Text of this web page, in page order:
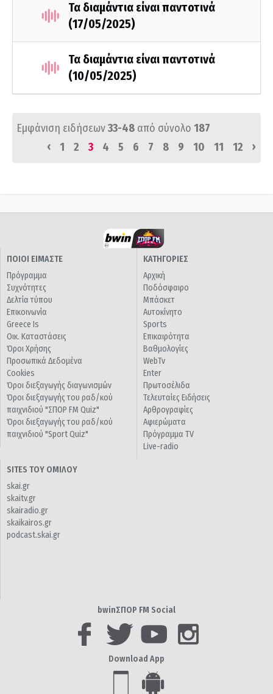
Τα διαμάντια είναι παντοτινά
(17/05/2025)
Τα διαμάντια είναι παντοτινά
(10/05/2025)
Εμφάνιση ειδήσεων33-48 από σύνολο 187
‹
1 2 3 4 5 6 7 8 9 10 11 12 ›
ΠΟΙΟΙ ΕΙΜΑΣΤΕ
Πρόγραμμα
Συχνότητες
Δελτία τύπου
Επικοινωνία
Greece Is
Οικ. Καταστάσεις
Όροι Χρήσης
Προσωπικά Δεδομένα
Cookies
Όροι διεξαγωγής διαγωνισμών
Όροι διεξαγωγής του ραδ/κού
παιχνιδιού "ΣΠΟΡ FM Quiz"
Όροι διεξαγωγής του ραδ/κού
παιχνιδιού "Sport Quiz"
ΚΑΤΗΓΟΡΙΕΣ
Αρχική
Ποδόσφαιρο
Μπάσκετ
Αυτοκίνητο
Sports
Επικαιρότητα
Βαθμολογίες
WebTv
Enter
Πρωτοσέλιδα
Τελευταίες Ειδήσεις
Αρθρογραφίες
Αφιερώματα
Πρόγραμμα TV
Live-radio
SITES ΤΟΥ ΟΜΙΛΟΥ
skai.gr
skaitv.gr
skairadio.gr
skaikairos.gr
podcast.skai.gr
bwinΣΠΟΡ FM Social
Download App